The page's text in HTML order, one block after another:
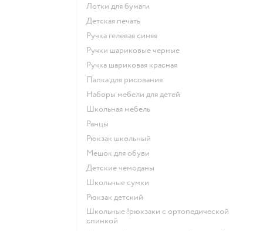
Лотки для бумаги
Детская печать
Ручка гелевая синяя
Ручки шариковые черные
Ручка шариковая красная
Папка для рисования
Наборы мебели для детей
Школьная мебель
Ранцы
Рюкзак школьный
Мешок для обуви
Детские чемоданы
Школьные сумки
Рюкзак детский
Школьные !рюкзаки с ортопедической
спинкой